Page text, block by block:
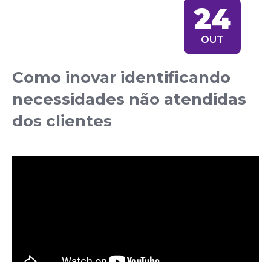
24
OUT
Como inovar identificando
necessidades não atendidas
dos clientes